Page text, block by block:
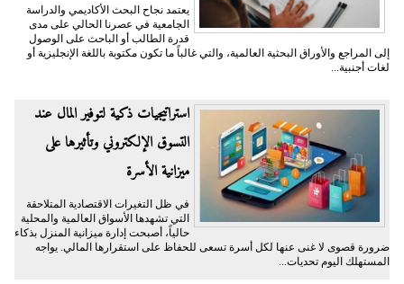
يعتمد نجاح البحث الأكاديمي والدراسة
الجامعية في عصرنا الحالي على مدى
قدرة الطالب أو الباحث على الوصول
إلى المراجع والأوراق البحثية العالمية، والتي غالباً ما تكون مكتوبة باللغة الإنجليزية أو
لغات أجنبية...
​استراتيجيات ذكية لتوفير المال عند
التسوق الإلكتروني وتأثيرها على
ميزانية الأسرة
​في ظل التغيرات الاقتصادية المتلاحقة
التي تشهدها الأسواق العالمية والمحلية
حالياً، أصبحت إدارة ميزانية المنزل بذكاء
ضرورة قصوى لا غنى عنها لكل أسرة تسعى للحفاظ على استقرارها المالي. يواجه
المستهلك اليوم تحديات...